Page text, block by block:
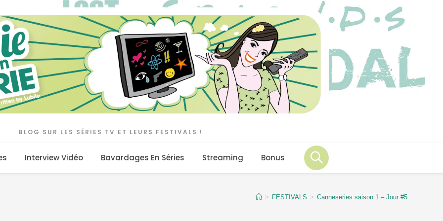
BLOG SUR LES SÉRIES TV ET LEURS FESTIVALS !
Interview Vidéo Bavardages En Séries Streaming Bonus
> FESTIVALS > Canneseries saison 1 – Jour #5